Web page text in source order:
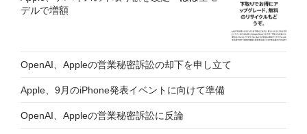
デルで増額
OpenAI、Appleの営業秘密訴訟の却下を申し立て
Apple、9月のiPhone発表イベントに向けて準備
OpenAI、Appleの営業秘密訴訟に反論